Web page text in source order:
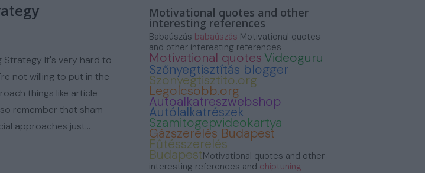
Strategy It's very hard to
not willing to put in the
things like article
remember that sham
approaches just…
Motivational quotes and other
interesting references
Babaúszás babaúszás Motivational quotes
and other interesting references
Motivational quotes Videoguru
Szőnyegtisztítás blogger
Szonyegtisztito.org
Legolcsobb.org
Autoalkatreszwebshop
Autólalkatrészek
Szamitogepvideokartya
Gázszerelés Budapest
Fűtésszerelés
BudapestMotivational quotes and other
interesting references and chiptuning